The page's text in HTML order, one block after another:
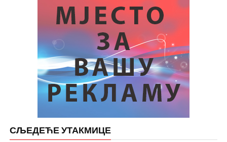
СЉЕДЕЋЕ УТАКМИЦЕ